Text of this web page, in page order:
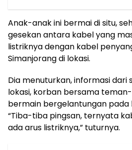
Anak-anak ini bermai di situ,
gesekan antara kabel yang
listriknya dengan kabel
Simanjorang di lokasi.
Dia menuturkan, informasi dari
lokasi, korban bersama
bermain bergelantungan pada
“Tiba-tiba pingsan, ternyata
ada arus listriknya,” tuturnya.